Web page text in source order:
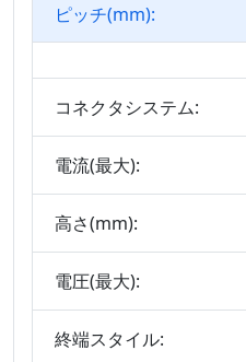
Wire To Board
Connector Series
IDCシリーズ
ディスクリートワイ
ヤ
IDC&FPCの
自動車用ケーブル
板対基板コネクタシ
ピッチ(mm):
コネクタシステム:
電流(最大):
高さ(mm):
電圧(最大):
終端スタイル: